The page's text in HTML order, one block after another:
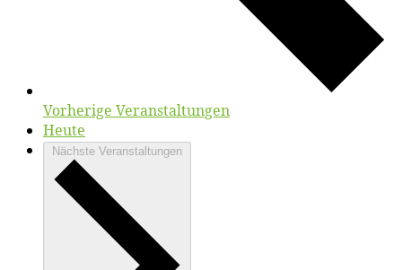
Vorherige Veranstaltungen
Heute
Nächste Veranstaltungen